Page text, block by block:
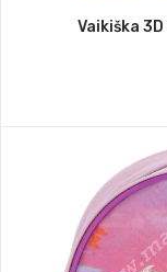
Vaikiška